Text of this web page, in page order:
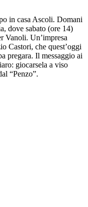
in casa Ascoli. Domani
dove sabato (ore 14)
Vanoli. Un’impresa
Castori, che quest’oggi
pregara. Il messaggio ai
giocarsela a viso
“Penzo”.